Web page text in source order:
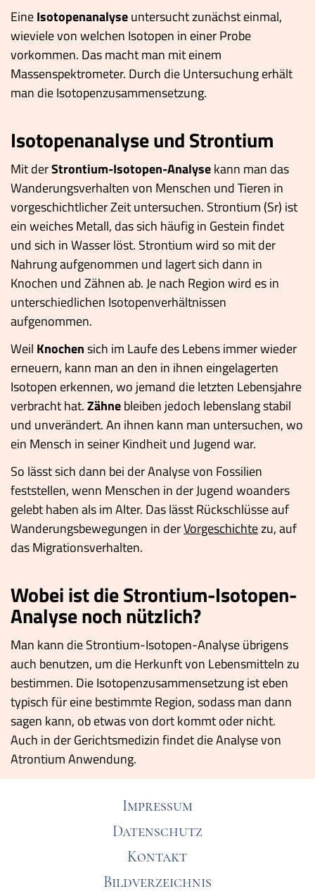
EineIsotopenanalyseuntersucht zunächst einmal,
wieviele von welchen Isotopen in einer Probe
vorkommen. Das macht man mit einem
Massenspektrometer. Durch die Untersuchung erhält
man die Isotopenzusammensetzung.
Isotopenanalyse und Strontium
Mit derStrontium-Isotopen-Analysekann man das
Wanderungsverhalten von Menschen und Tieren in
vorgeschichtlicher Zeit untersuchen. Strontium (Sr) ist
ein weiches Metall, das sich häufig in Gestein findet
und sich in Wasser löst. Strontium wird so mit der
Nahrung aufgenommen und lagert sich dann in
Knochen und Zähnen ab. Je nach Region wird es in
unterschiedlichen Isotopenverhältnissen
aufgenommen.
Weil Knochensich im Laufe des Lebens immer wieder
erneuern, kann man an den in ihnen eingelagerten
Isotopen erkennen, wo jemand die letzten Lebensjahre
verbracht hat.Zähnebleiben jedoch lebenslang stabil
und unverändert. An ihnen kann man untersuchen, wo
ein Mensch in seiner Kindheit und Jugend war.
So lässt sich dann bei der Analyse von Fossilien
feststellen, wenn Menschen in der Jugend woanders
gelebt haben als im Alter. Das lässt Rückschlüsse auf
Wanderungsbewegungen in derVorgeschichtezu, auf
das Migrationsverhalten.
Wobei ist die Strontium-Isotopen-
Analyse noch nützlich?
Man kann die Strontium-Isotopen-Analyse übrigens
auch benutzen, um die Herkunft von Lebensmitteln zu
bestimmen. Die Isotopenzusammensetzung ist eben
typisch für eine bestimmte Region, sodass man dann
sagen kann, ob etwas von dort kommt oder nicht.
Auch in der Gerichtsmedizin findet die Analyse von
Atrontium Anwendung.
Impressum
Datenschutz
Kontakt
Bildverzeichnis